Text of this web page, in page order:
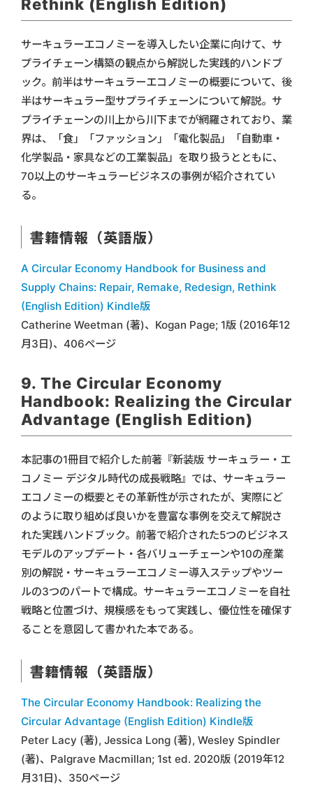
Rethink (English Edition)
サーキュラーエコノミーを導入したい企業に向けて、サ
プライチェーン構築の観点から解説した実践的ハンドブ
ック。前半はサーキュラーエコノミーの概要について、後
半はサーキュラー型サプライチェーンについて解説。サ
プライチェーンの川上から川下までが網羅されており、業
界は、「食」「ファッション」「電化製品」「自動車・
化学製品・家具などの工業製品」を取り扱うとともに、
70以上のサーキュラービジネスの事例が紹介されてい
る。
書籍情報（英語版）
A Circular Economy Handbook for Business and
Supply Chains: Repair, Remake, Redesign, Rethink
(English Edition) Kindle版
Catherine Weetman (著)、Kogan Page; 1版 (2016年12
月3日)、406ページ
9. The Circular Economy
Handbook: Realizing the Circular
Advantage (English Edition)
本記事の1冊目で紹介した前著『新装版 サーキュラー・エ
コノミー デジタル時代の成長戦略』では、サーキュラー
エコノミーの概要とその革新性が示されたが、実際にど
のように取り組めば良いかを豊富な事例を交えて解説さ
れた実践ハンドブック。前著で紹介された5つのビジネス
モデルのアップデート・各バリューチェーンや10の産業
別の解説・サーキュラーエコノミー導入ステップやツー
ルの3つのパートで構成。サーキュラーエコノミーを自社
戦略と位置づけ、規模感をもって実践し、優位性を確保す
ることを意図して書かれた本である。
書籍情報（英語版）
The Circular Economy Handbook: Realizing the
Circular Advantage (English Edition) Kindle版
Peter Lacy (著), Jessica Long (著), Wesley Spindler
(著)、Palgrave Macmillan; 1st ed. 2020版 (2019年12
月31日)、350ページ